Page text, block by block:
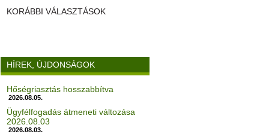
KORÁBBI VÁLASZTÁSOK
HÍREK, ÚJDONSÁGOK
Hőségriasztás hosszabbítva
2026.08.05.
Ügyfélfogadás átmeneti változása
2026.08.03
2026.08.03.